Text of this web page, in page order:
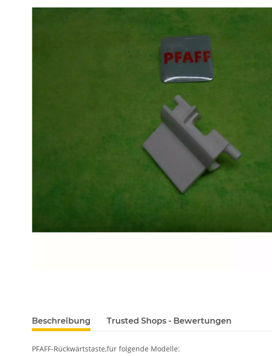
Beschreibung Trusted Shops - Bewertungen
PFAFF-Rückwärtstaste,für folgende Modelle: